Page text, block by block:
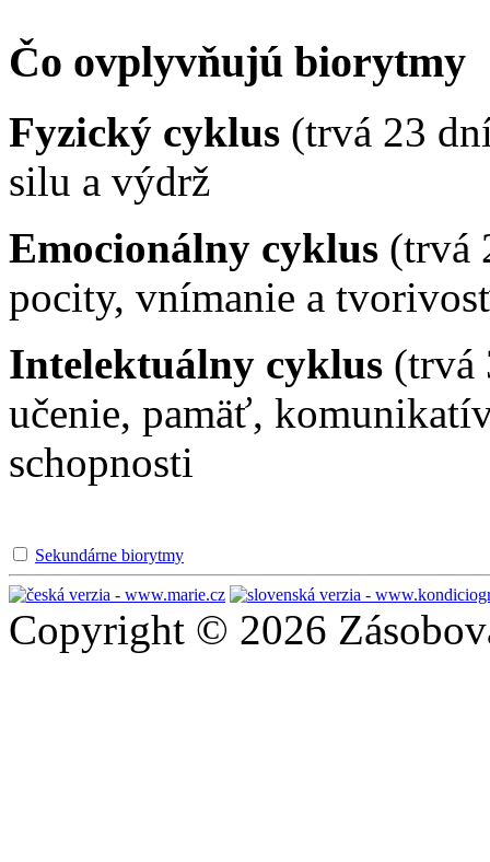
Čo ovplyvňujú biorytmy
Fyzický cyklus (trvá 23
silu a výdrž
Emocionálny cyklus (trvá
pocity, vnímanie a
Intelektuálny cyklus (trvá
učenie, pamäť,
schopnosti
Sekundárne biorytmy
Copyright © 2026